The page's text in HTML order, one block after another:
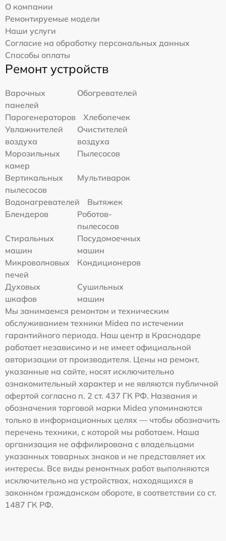
О компании
Ремонтируемые модели
Наши услуги
Согласие на обработку персональных данных
Способы оплаты
Ремонт устройств
Варочных
панелей
Обогревателей
Парогенераторов
Хлебопечек
Увлажнителей
воздуха
Очистителей
воздуха
Морозильных
камер
Пылесосов
Вертикальных
пылесосов
Мультиварок
Водонагревателей
Вытяжек
Блендеров
Роботов-
пылесосов
Стиральных
машин
Посудомоечных
машин
Микроволновых
печей
Кондиционеров
Духовых
шкафов
Сушильных
машин
Мы занимаемся ремонтом и техническим
обслуживанием техники Midea по истечении
гарантийного периода. Наш центр в Краснодаре
работает независимо и не имеет официальной
авторизации от производителя. Цены на ремонт,
указанные на сайте, носят исключительно
ознакомительный характер и не являются публичной
офертой согласно п. 2 ст. 437 ГК РФ. Названия и
обозначения торговой марки Midea упоминаются
только в информационных целях — чтобы обозначить
перечень техники, с которой мы работаем. Наша
организация не аффилирована с владельцами
указанных товарных знаков и не представляет их
интересы. Все виды ремонтных работ выполняются
исключительно на устройствах, находящихся в
законном гражданском обороте, в соответствии со ст.
1487 ГК РФ.